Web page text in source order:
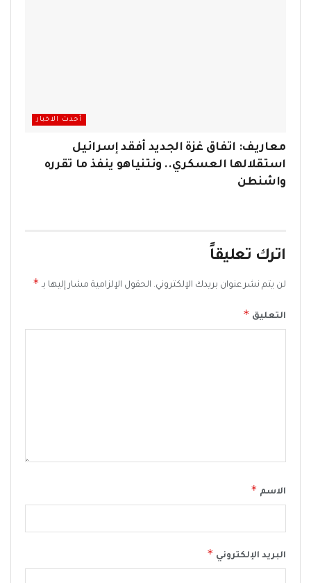
أحدث الاخبار
معاريف: اتفاق غزة الجديد أفقد إسرائيل
استقلالها العسكري.. ونتنياهو ينفذ ما تقرره
واشنطن
اترك تعليقاً
لن يتم نشر عنوان بريدك الإلكتروني. الحقول الإلزامية مشار إليها بـ *
التعليق *
الاسم *
البريد الإلكتروني *